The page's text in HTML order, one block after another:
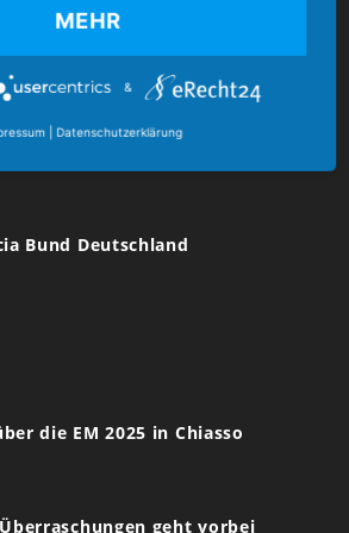
bund.de
Bund Deutschland
die EM 2025 in Chiasso
geht vorbei
MEHR
&
Datenschutzerklärung